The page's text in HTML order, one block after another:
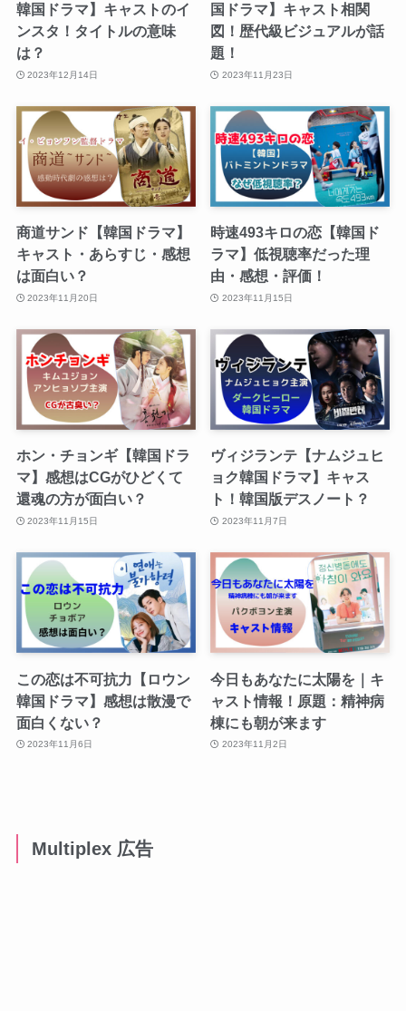
韓国ドラマ】キャストのイ
ンスタ！タイトルの意味
は？
2023年12月14日
国ドラマ】キャスト相関
図！歴代級ビジュアルが話
題！
2023年11月23日
商道サンド【韓国ドラマ】
キャスト・あらすじ・感想
は面白い？
2023年11月20日
時速493キロの恋【韓国ド
ラマ】低視聴率だった理
由・感想・評価！
2023年11月15日
ホン・チョンギ【韓国ドラ
マ】感想はCGがひどくて
還魂の方が面白い？
2023年11月15日
ヴィジランテ【ナムジュヒ
ョク韓国ドラマ】キャス
ト！韓国版デスノート？
2023年11月7日
この恋は不可抗力【ロウン
韓国ドラマ】感想は散漫で
面白くない？
2023年11月6日
今日もあなたに太陽を｜キ
ャスト情報！原題：精神病
棟にも朝が来ます
2023年11月2日
Multiplex 広告